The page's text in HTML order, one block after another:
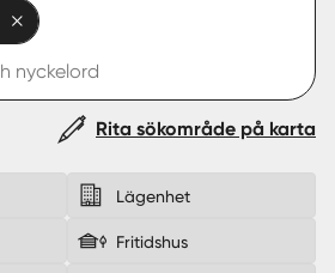
Rita sökområde på karta
Lägenhet
Fritidshus